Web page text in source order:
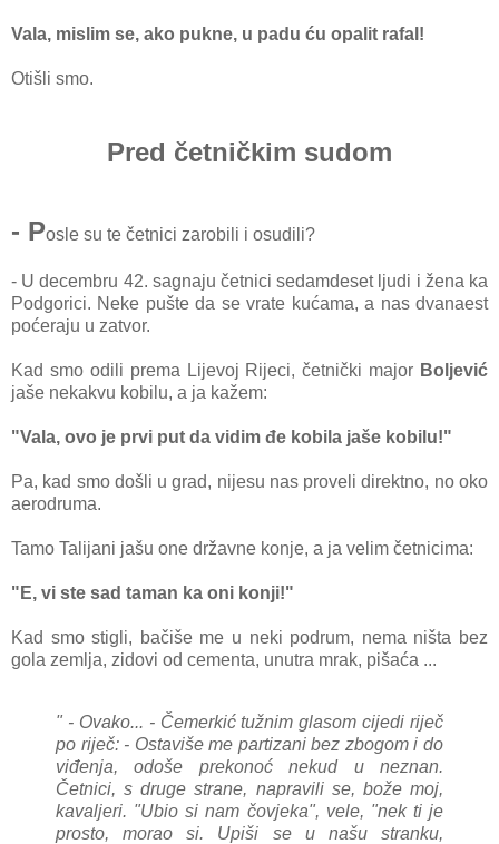
Vala, mislim se, ako pukne, u padu ću opalit rafal!
Otišli smo.
Pred četničkim sudom
- Posle su te četnici zarobili i osudili?
- U decembru 42. sagnaju četnici sedamdeset ljudi i žena ka
Podgorici. Neke pušte da se vrate kućama, a nas dvanaest
poćeraju u zatvor.
Kad smo odili prema Lijevoj Rijeci, četnički major Boljević
jaše nekakvu kobilu, a ja kažem:
"Vala, ovo je prvi put da vidim đe kobila jaše kobilu!"
Pa, kad smo došli u grad, nijesu nas proveli direktno, no oko
aerodruma.
Tamo Talijani jašu one državne konje, a ja velim četnicima:
"E, vi ste sad taman ka oni konji!"
Kad smo stigli, bačiše me u neki podrum, nema ništa bez
gola zemlja, zidovi od cementa, unutra mrak, pišaća ...
" - Ovako... - Čemerkić tužnim glasom cijedi riječ
po riječ: - Ostaviše me partizani bez zbogom i do
viđenja, odoše prekonoć nekud u neznan.
Četnici, s druge strane, napravili se, bože moj,
kavaljeri. "Ubio si nam čovjeka", vele, "nek ti je
prosto, morao si. Upiši se u našu stranku,